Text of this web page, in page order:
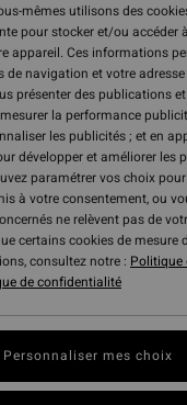
mêmes utilisons des
pour stocker et/ou accéder
appareil. Ces informations
de navigation et votre
présenter des publications
la performance
les publicités ; et en
développer et améliorer les
paramétrer vos choix
à votre consentement, ou
ne relèvent pas de
certains cookies de mesure
consultez notre :
de confidentialité
Personnaliser mes choix